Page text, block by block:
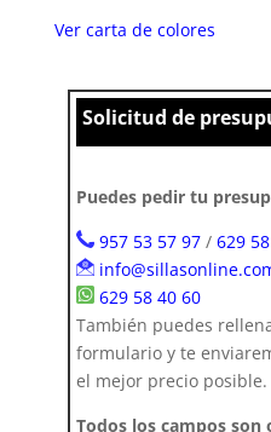
Ver carta de colores
Solicitud de
Puedes pedir tu
957 53 57 97/ 629
629 58 40 60
También puedes
formulario y te
el mejor precio posible.
Todos los campos son